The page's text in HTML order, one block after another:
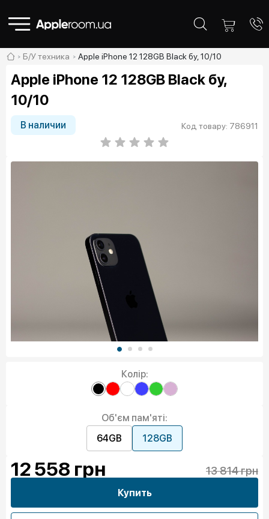
Б/У техника Apple iPhone 12 128GB Black бу, 10/10
Apple iPhone 12 128GB Black бу,
10/10
В наличии Код товару: 786911
Колір:
Об'єм пам'яті:
64GB
128GB
12 558 грн 13 814 грн
Купить